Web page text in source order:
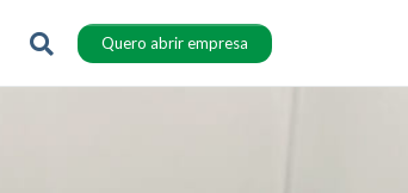
Quero abrir empresa